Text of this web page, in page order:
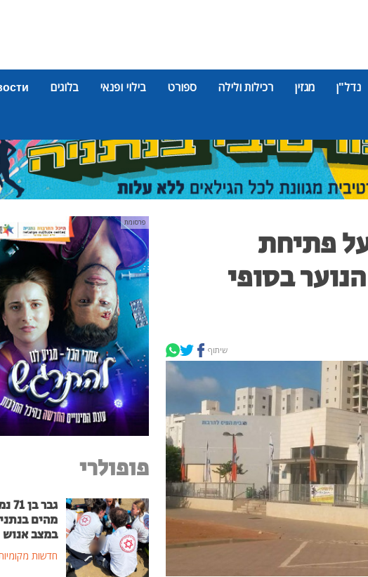
נדל"ן מגזין רכילות ולילה ספורט בילוי ופנאי בלוגים
פתיחת
בסופי
שיתוף
פרסומת
פופולרי
גבר
מהים
במצב אנוש
חדשות